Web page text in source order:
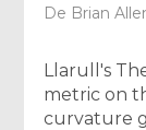
De Brian
Llarull's
metric on
curvature